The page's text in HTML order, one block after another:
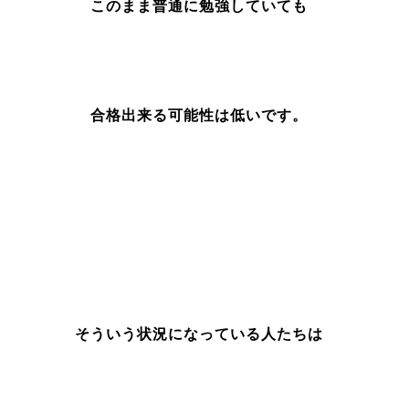
このまま普通に勉強していても
合格出来る可能性は低いです。
そういう状況になっている人たちは